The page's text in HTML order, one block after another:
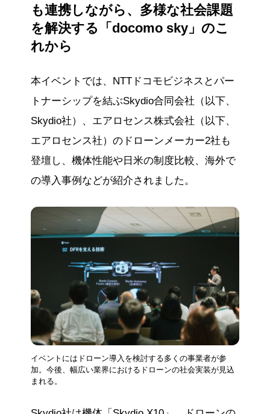
も連携しながら、多様な社会課題
を解決する「docomo sky」のこ
れから
本イベントでは、NTTドコモビジネスとパー
トナーシップを結ぶSkydio合同会社（以下、
Skydio社）、エアロセンス株式会社（以下、
エアロセンス社）のドローンメーカー2社も
登壇し、機体性能や日米の制度比較、海外で
の導入事例などが紹介されました。
イベントにはドローン導入を検討する多くの事業者が参
加。今後、幅広い業界におけるドローンの社会実装が見込
まれる。